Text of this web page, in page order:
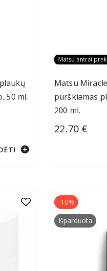
50 ml.
add_circle
Matsu antrai
Matsu
purškiamas
200 ml.
22.70 €
-10%
Išparduota